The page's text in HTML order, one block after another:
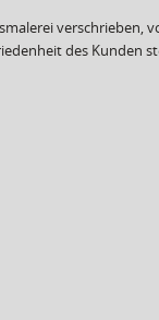
verschrieben,
des